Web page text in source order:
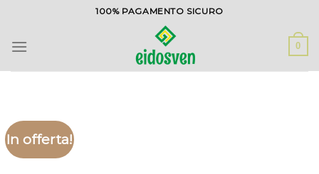
contenuti
100% PAGAMENTO SICURO
0
In offerta!